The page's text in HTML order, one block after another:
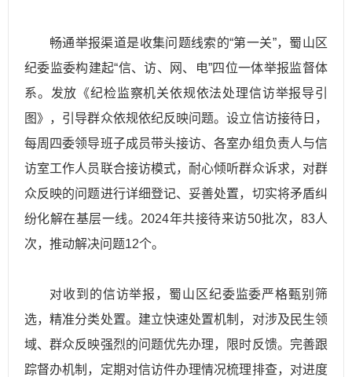
畅通举报渠道是收集问题线索的“第一关”，蜀山区
纪委监委构建起“信、访、网、电”四位一体举报监督体
系。发放《纪检监察机关依规依法处理信访举报导引
图》，引导群众依规依纪反映问题。设立信访接待日，
每周四委领导班子成员带头接访、各室办组负责人与信
访室工作人员联合接访模式，耐心倾听群众诉求，对群
众反映的问题进行详细登记、妥善处置，切实将矛盾纠
纷化解在基层一线。2024年共接待来访50批次，83人
次，推动解决问题12个。
对收到的信访举报，蜀山区纪委监委严格甄别筛
选，精准分类处置。建立快速处置机制，对涉及民生领
域、群众反映强烈的问题优先办理，限时反馈。完善跟
踪督办机制，定期对信访件办理情况梳理排查，对进度